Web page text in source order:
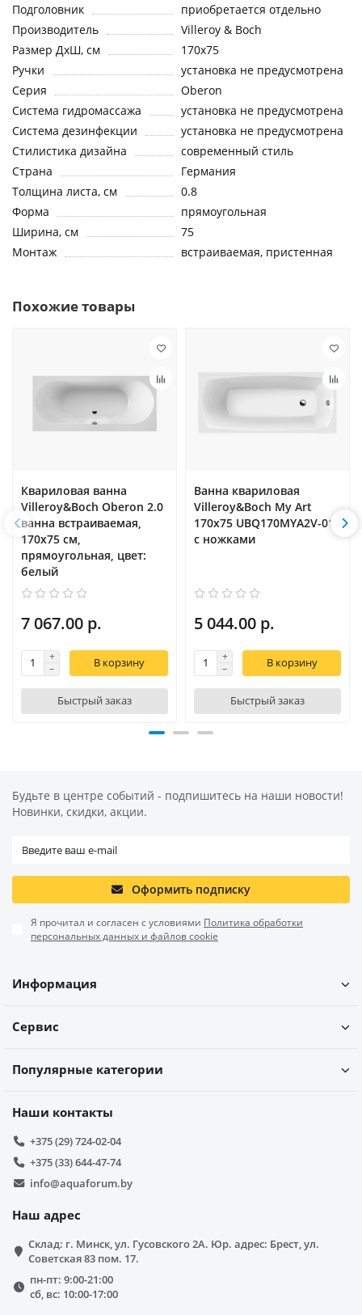
Подголовник
приобретается отдельно
Производитель
Villeroy & Boch
Размер ДхШ, см
170x75
Ручки
установка не предусмотрена
Серия
Oberon
Система гидромассажа
установка не предусмотрена
Система дезинфекции
установка не предусмотрена
Стилистика дизайна
современный стиль
Страна
Германия
Толщина листа, см
0.8
Форма
прямоугольная
Ширина, см
75
Монтаж
встраиваемая, пристенная
Похожие товары
Квариловая ванна
Villeroy&Boch Oberon 2.0
ванна встраиваемая,
170x75 см,
прямоугольная, цвет:
белый
7 067.00 р.
В корзину
Быстрый заказ
Ванна квариловая
Villeroy&Boch My Art
170x75 UBQ170MYA2V-01
с ножками
5 044.00 р.
В корзину
Быстрый заказ
Будьте в центре событий - подпишитесь на наши новости!
Новинки, скидки, акции.
Оформить подписку
Я прочитал и согласен с условиями Политика обработки
персональных данных и файлов cookie
Информация
Сервис
Популярные категории
Наши контакты
+375 (29) 724-02-04
+375 (33) 644-47-74
info@aquaforum.by
Наш адрес
Склад: г. Минск, ул. Гусовского 2А. Юр. адрес: Брест, ул.
Советская 83 пом. 17.
пн-пт: 9:00-21:00
сб, вс: 10:00-17:00